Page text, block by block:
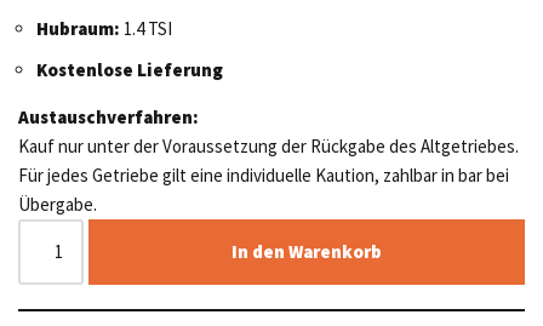
Hubraum: 1.4 TSI
Kostenlose Lieferung
Austauschverfahren:
Kauf nur unter der Voraussetzung der Rückgabe des Altgetriebes.
Für jedes Getriebe gilt eine individuelle Kaution, zahlbar in bar bei
Übergabe.
In den Warenkorb